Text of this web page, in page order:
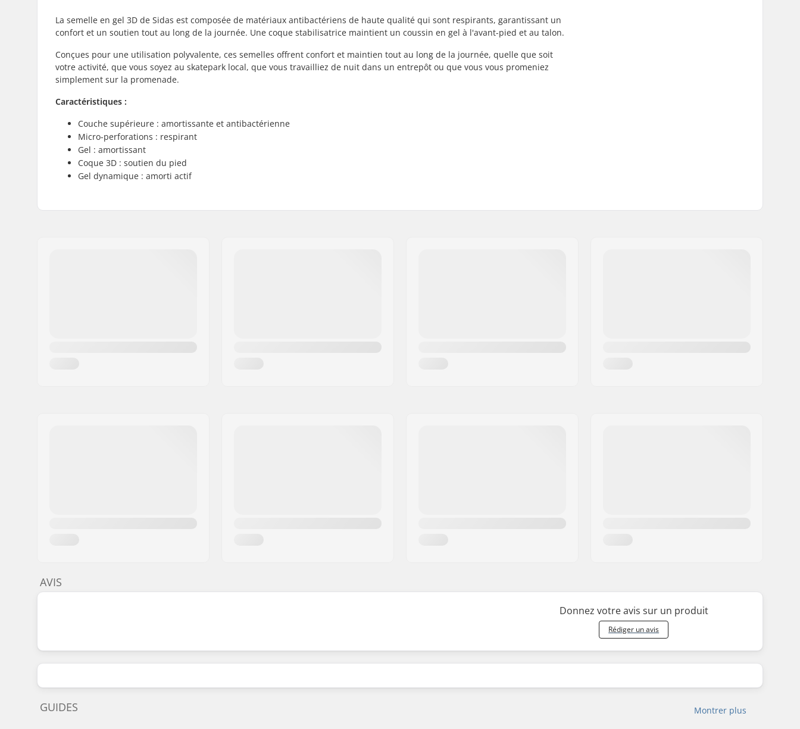
La semelle en gel 3D de Sidas est composée de matériaux antibactériens de haute qualité qui sont respirants, garantissant un
confort et un soutien tout au long de la journée. Une coque stabilisatrice maintient un coussin en gel à l'avant-pied et au talon.
Conçues pour une utilisation polyvalente, ces semelles offrent confort et maintien tout au long de la journée, quelle que soit
votre activité, que vous soyez au skatepark local, que vous travailliez de nuit dans un entrepôt ou que vous vous promeniez
simplement sur la promenade.
Caractéristiques :
Couche supérieure : amortissante et antibactérienne
Micro-perforations : respirant
Gel : amortissant
Coque 3D : soutien du pied
Gel dynamique : amorti actif
AVIS
Donnez votre avis sur un produit
Rédiger un avis
Montrer plus
GUIDES